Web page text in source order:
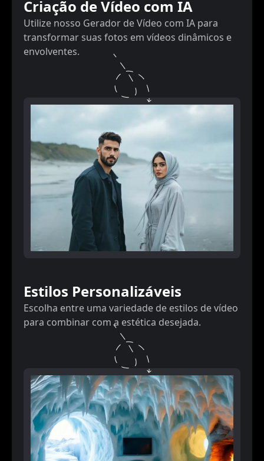
Criação de Vídeo com IA
Utilize nosso Gerador de Vídeo com IA para
transformar suas fotos em vídeos dinâmicos e
envolventes.
Estilos Personalizáveis
Escolha entre uma variedade de estilos de vídeo
para combinar com a estética desejada.